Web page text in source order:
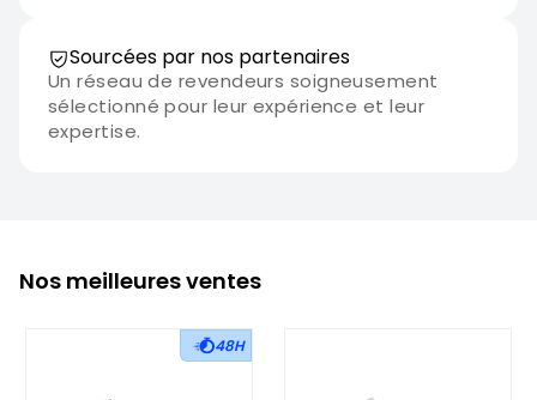
Sourcées par nos partenaires
Un réseau de revendeurs soigneusement
sélectionné pour leur expérience et leur
expertise.
Nos meilleures ventes
48H